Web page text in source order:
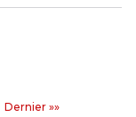
Dernier
Dernier »»